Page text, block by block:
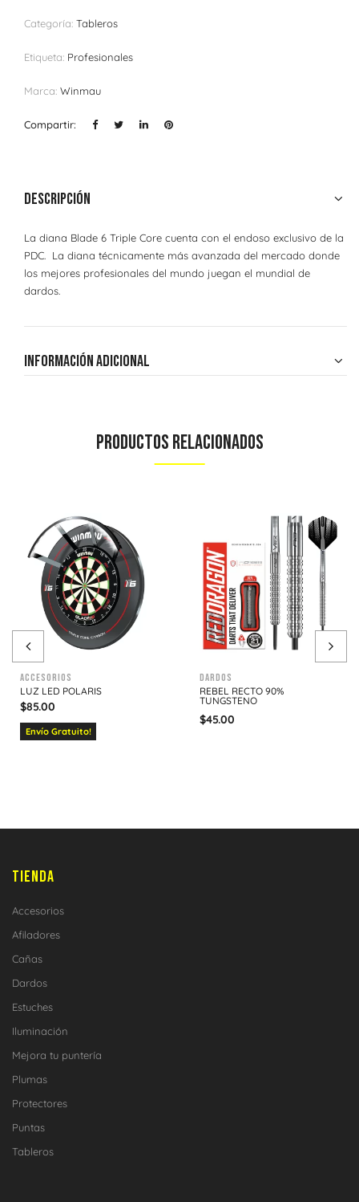
Categoría: Tableros
Etiqueta: Profesionales
Marca: Winmau
Compartir:
Descripción
La diana Blade 6 Triple Core cuenta con el endoso exclusivo de la
PDC. La diana técnicamente más avanzada del mercado donde
los mejores profesionales del mundo juegan el mundial de
dardos.
Información adicional
Productos Relacionados
Accesorios
LUZ LED POLARIS
$85.00
Envío Gratuito!
Dardos
REBEL RECTO 90%
TUNGSTENO
$45.00
TIENDA
Accesorios
Afiladores
Cañas
Dardos
Estuches
Iluminación
Mejora tu puntería
Plumas
Protectores
Puntas
Tableros